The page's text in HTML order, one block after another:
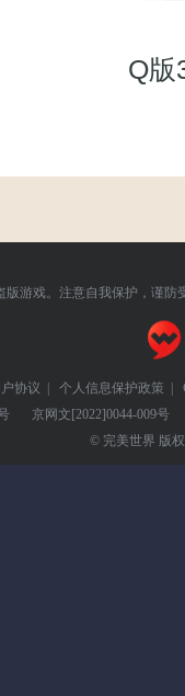
Q版
版游戏。注意自我保护，谨防
协议 | 个人信息保护政策 |
京网文[2022]0044-009号
© 完美世界 版权